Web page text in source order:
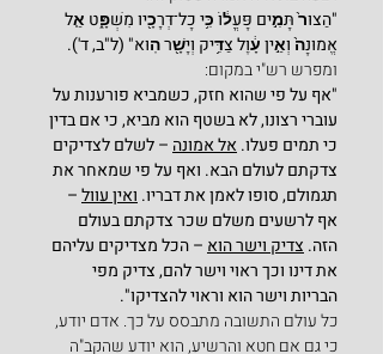
"הַצּוּר֙ תָּמִ֣ים פָּעֳל֔וֹ כִּ֥י כָל־דְּרָכָ֖יו מִשְׁפָּ֑ט אֵ֤ל
אֱמוּנָה֙ וְאֵ֣ין עָ֔וֶל צַדִּ֥יק וְיָשָׁ֖ר הֽוּא" (ל"ב, ד').
ומפרש רש"י במקום:
"אף על פי שהוא חזק, כשמביא פורענות על
עוברי רצונו, לא בשטף הוא מביא, כי אם בדין
כי תמים פעלו. אל אמונה – לשלם לצדיקים
צדקתם לעולם הבא. ואף על פי שמאחר את
תגמולם, סופו לאמן את דבריו. ואין עוול –
אף לרשעים משלם שכר צדקתם בעולם
הזה. צדיק וישר הוא – הכל מצדיקים עליהם
את דינו וכך ראוי וישר להם, צדיק מפי
הבריות וישר הוא וראוי להצדיקו".
כל עולם התשובה מתבסס על כך. אדם יודע,
כי גם אם חטא והרשיע, הוא יודע שהקב"ה